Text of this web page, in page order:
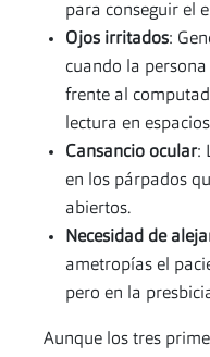
para conseguir el
Ojos irritados:
cuando la
frente al
lectura en
Cansancio ocular:
en los párpados
abiertos.
Necesidad de
ametropías el
pero en la
Aunque los tres